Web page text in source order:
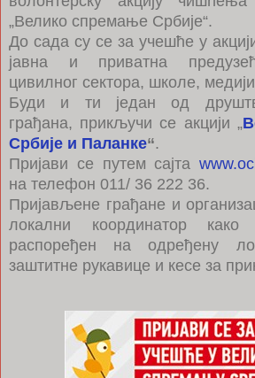
„Велико спремање Србије“.
До сада су се за учешће у
јавна и приватна
цивилног сектора, школе,
Буди и ти један од
грађана, прикључи се акцији „
Србије и Паланке“.
Пријави се путем сајта
на телефон 011/ 36 222 36.
Пријављене грађане и
локални координатор
распоређен на одређену
заштитне рукавице и кесе за